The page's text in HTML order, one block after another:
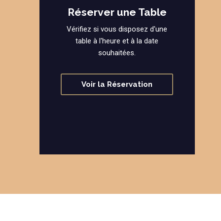
Réserver une Table
Vérifiez si vous disposez d'une
table à l'heure et à la date
souhaitées.
Voir la Réservation